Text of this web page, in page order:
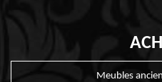
Meubles